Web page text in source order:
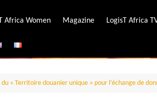
Africa Women Magazine LogisT Africa
du « Territoire douanier unique » pour l’échange de